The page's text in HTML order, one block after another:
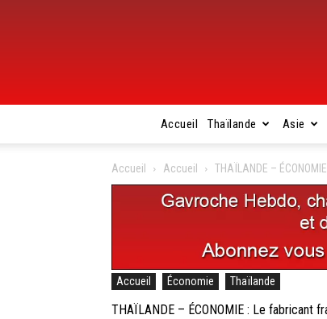
Accueil Thaïlande Asie
Accueil Accueil THAÏLANDE –
Accueil Économie Thaïlande
THAÏLANDE – ÉCONOMIE : Le fabricant